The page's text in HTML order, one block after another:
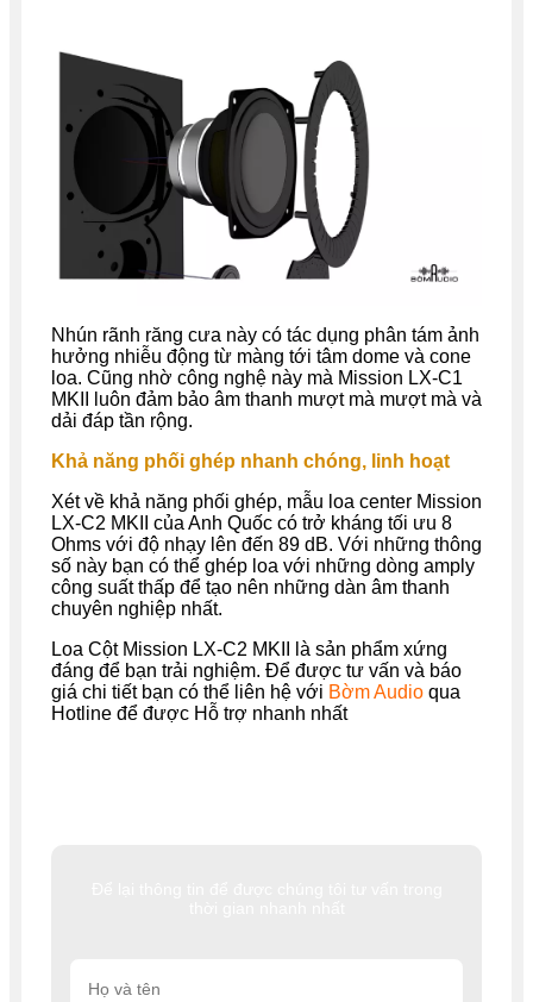
Nhún rãnh răng cưa này có tác dụng phân tám ảnh
hưởng nhiễu động từ màng tới tâm dome và cone
loa. Cũng nhờ công nghệ này mà Mission LX-C1
MKII luôn đảm bảo âm thanh mượt mà mượt mà và
dải đáp tần rộng.
Khả năng phối ghép nhanh chóng, linh hoạt
Xét về khả năng phối ghép, mẫu loa center Mission
LX-C2 MKII của Anh Quốc có trở kháng tối ưu 8
Ohms với độ nhạy lên đến 89 dB. Với những thông
số này bạn có thể ghép loa với những dòng amply
công suất thấp để tạo nên những dàn âm thanh
chuyên nghiệp nhất.
Loa Cột Mission LX-C2 MKII là sản phẩm xứng
đáng để bạn trải nghiệm. Để được tư vấn và báo
giá chi tiết bạn có thể liên hệ với Bờm Audio qua
Hotline để được Hỗ trợ nhanh nhất